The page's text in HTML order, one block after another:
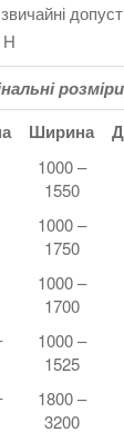
Н
Ширина
1000 –
1550
1000 –
1750
1000 –
1700
1000 –
1525
1800 –
3200